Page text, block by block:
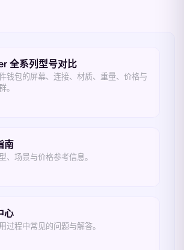
全系列型号对比
钱包的屏幕、连接、材质、重量、价格与
。
南
、场景与价格参考信息。
心
过程中常见的问题与解答。